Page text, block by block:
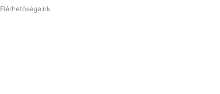
Elérhetőségeink